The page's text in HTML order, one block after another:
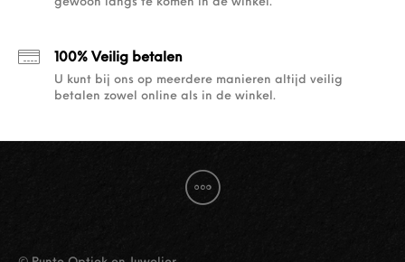
100% Veilig betalen
U kunt bij ons op meerdere manieren altijd veilig
betalen zowel online als in de winkel.